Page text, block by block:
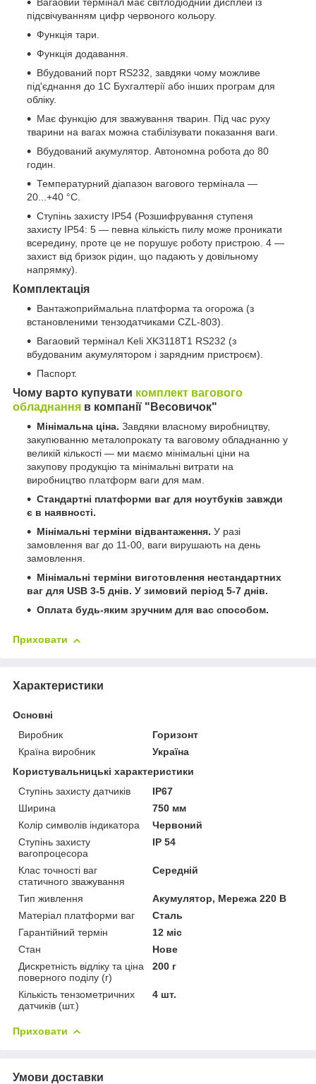
Вагаовий термінал має світлодіодний дисплей із
підсвічуванням цифр червоного кольору.
Функція тари.
Функція додавання.
Вбудований порт RS232, завдяки чому можливе
під'єднання до 1С Бухгалтерії або інших програм для
обліку.
Має функцію для зважування тварин. Під час руху
тварини на вагах можна стабілізувати показання ваги.
Вбудований акумулятор. Автономна робота до 80
годин.
Температурний діапазон вагового термінала —
20...+40 °C.
Ступінь захисту IP54 (Розшифрування ступеня
захисту IP54: 5 — певна кількість пилу може проникати
всередину, проте це не порушує роботу пристрою. 4 —
захист від бризок рідин, що падають у довільному
напрямку).
Комплектація
Вантажоприймальна платформа та огорожа (з
встановленими тензодатчиками CZL-803).
Вагаовий термінал Keli XK3118Т1 RS232 (з
вбудованим акумулятором і зарядним пристроєм).
Паспорт.
Чому варто купувати комплект вагового
обладнання в компанії "Весовичок"
Мінімальна ціна. Завдяки власному виробництву,
закупюванню металопрокату та ваговому обладнанню у
великій кількості — ми маємо мінімальні ціни на
закупову продукцію та мінімальні витрати на
виробництво платформ ваги для мам.
Стандартні платформи ваг для ноутбуків завжди
є в наявності.
Мінімальні терміни відвантаження. У разі
замовлення ваг до 11-00, ваги вирушають на день
замовлення.
Мінімальні терміни виготовлення нестандартних
ваг для USB 3-5 днів. У зимовий період 5-7 днів.
Оплата будь-яким зручним для вас способом.
Приховати
Характеристики
Основні
Виробник
Горизонт
Країна виробник
Україна
Користувальницькі характеристики
Ступінь захисту датчиків
IP67
Ширина
750 мм
Колір символів індикатора
Червоний
Ступінь захисту
вагопроцесора
IP 54
Клас точності ваг
статичного зважування
Середній
Тип живлення
Акумулятор, Мережа 220 В
Матеріал платформи ваг
Сталь
Гарантійний термін
12 міс
Стан
Нове
Дискретність відліку та ціна
поверного поділу (г)
200 г
Кількість тензометричних
датчиків (шт.)
4 шт.
Приховати
Умови доставки